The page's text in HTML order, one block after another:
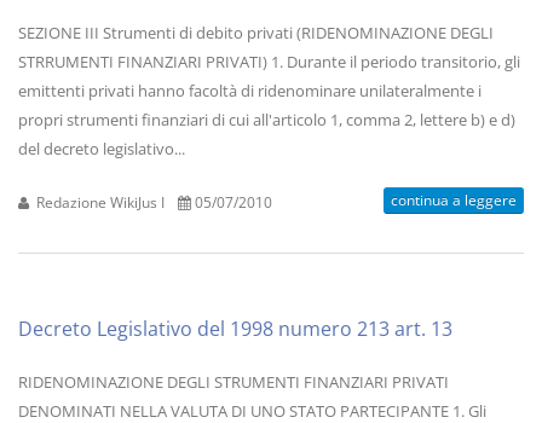
SEZIONE III Strumenti di debito privati (RIDENOMINAZIONE DEGLI
STRRUMENTI FINANZIARI PRIVATI) 1. Durante il periodo transitorio, gli
emittenti privati hanno facoltà di ridenominare unilateralmente i
propri strumenti finanziari di cui all'articolo 1, comma 2, lettere b) e d)
del decreto legislativo...
Redazione WikiJus I 05/07/2010 continua a leggere
Decreto Legislativo del 1998 numero 213 art. 13
RIDENOMINAZIONE DEGLI STRUMENTI FINANZIARI PRIVATI
DENOMINATI NELLA VALUTA DI UNO STATO PARTECIPANTE 1. Gli